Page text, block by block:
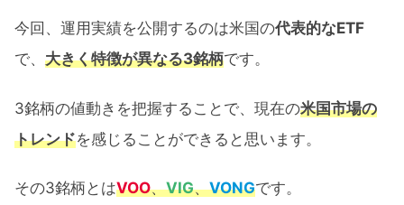
VOO･VIG･VONGのチャート比較
年初来リターンの推移による今後の米
国市場予想
12月の米国市場
今回、運用実績を公開するのは米国の代表的なETF
で、 大きく特徴が異なる3銘柄です。
3銘柄の値動きを把握することで、現在の米国市場の
トレンドを感じることができると思います。
その3銘柄とはVOO、VIG、VONGです。